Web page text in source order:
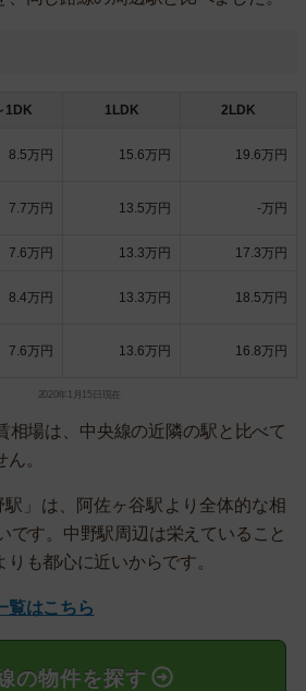
1DK 1LDK 2LDK
8.5万円 15.6万円 19.6万円
7.7万円 13.5万円 -万円
7.6万円 13.3万円 17.3万円
8.4万円 13.3万円 18.5万円
7.6万円 13.6万円 16.8万円
2020年1月15日現在
相場は、中央線の近隣の駅と比べて
。
」は、阿佐ヶ谷駅より全体的な相
です。中野駅周辺は栄えていること
も都心に近いからです。
覧はこちら
の物件を探す